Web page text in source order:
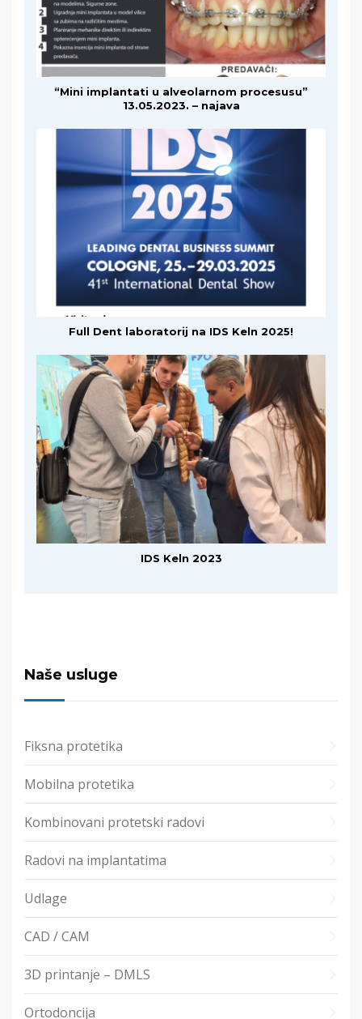
“Mini implantati u alveolarnom procesusu”
13.05.2023. – najava
Full Dent laboratorij na IDS Keln 2025!
IDS Keln 2023
Naše usluge
Fiksna protetika
Mobilna protetika
Kombinovani protetski radovi
Radovi na implantatima
Udlage
CAD / CAM
3D printanje – DMLS
Ortodoncija